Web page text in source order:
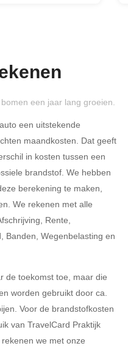
Ja Nee
tot €
een jaar lang groeien.
een uitstekende
maandkosten. Dat geeft
in kosten tussen een
brandstof. We hebben
berekening te maken,
We rekenen met alle
Rente,
Banden, Wegenbelasting en
de toekomst toe, maar die
worden gebruikt door ca.
Voor de brandstofkosten
van TravelCard Praktijk
we met onze